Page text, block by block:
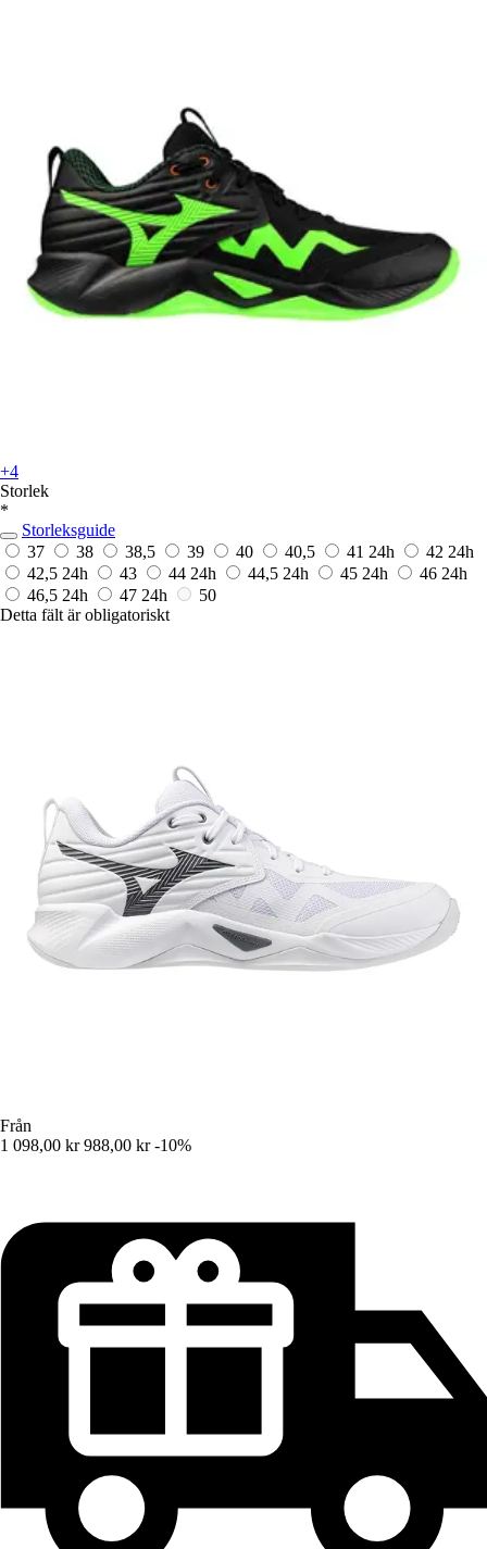
+4
Storlek
*
Storleksguide
37
38 38,5 39 40 40,5 41 24h 42 24h
42,5 24h 43 44 24h 44,5 24h 45 24h 46 24h
46,5 24h 47 24h
50
Detta fält är obligatoriskt
Från
1 098,00 kr 988,00 kr -10%